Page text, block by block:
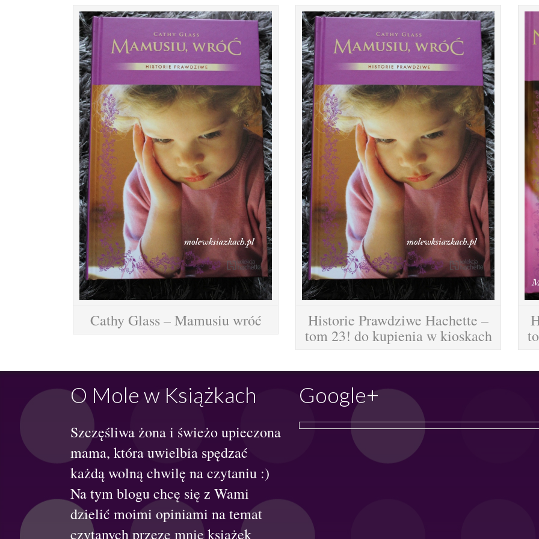
Witajcie! Dzisiaj o kolejnej książce Cathy Glass,
czyli jak zwykle o lekturze na jeden wieczór :)
Tytuł: Mamusiu wróć Autor: Cath...
CZYTAJ DALEJ...
Cathy Glass – Mamusiu wróć
na
Historie Prawdziwe Hachette –
tom 23! do kupienia w kioskach
O Mole w Książkach
Szczęśliwa żona i świeżo upieczona
mama, która uwielbia spędzać
każdą wolną chwilę na czytaniu :)
Na tym blogu chcę się z Wami
dzielić moimi opiniami na temat
czytanych przeze mnie książek
Google+